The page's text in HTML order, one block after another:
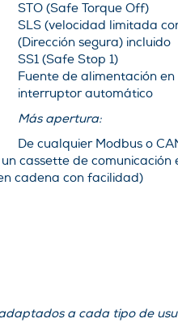
STO (Safe Torque Off)
SLS (velocidad limitada
(Dirección segura) incluido
SS1 (Safe Stop 1)
Fuente de alimentación
interruptor automático
Más apertura:
De cualquier Modbus o
cassette de comunicación
cadena con facilidad)
a cada tipo de